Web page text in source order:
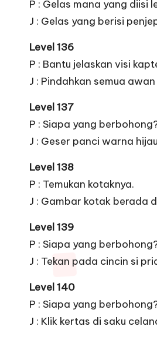
P : Gelas mana yang diisi
J : Gelas yang berisi
Level 136
P : Bantu jelaskan visi
J : Pindahkan semua
Level 137
P : Siapa yang
J : Geser panci warna
Level 138
P : Temukan kotaknya.
J : Gambar kotak berada
Level 139
P : Siapa yang
J : Tekan pada cincin si
Level 140
P : Siapa yang
J : Klik kertas di saku